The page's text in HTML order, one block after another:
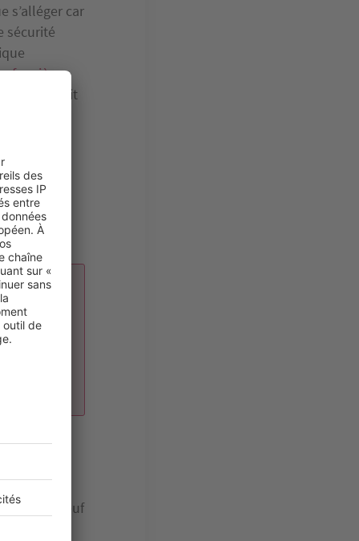
s’alléger car
sécurité
foncière
Il s’agit
quasi
ou à
que
acheter neuf
un tel